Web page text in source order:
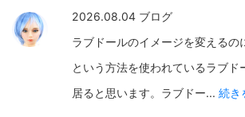
2026.08.04 ブログ
ラブドールのイメージを変えるの
という方法を使われているラブド
居ると思います。ラブドー... 続き